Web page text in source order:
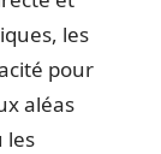
les
pour
aléas
les